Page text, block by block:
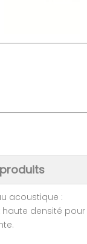
acoustique :
haute densité